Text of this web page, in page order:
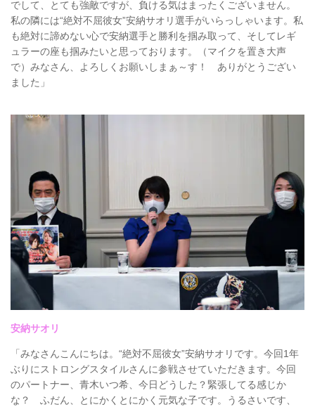
でして、とても強敵ですが、負ける気はまったくございません。
私の隣には“絶対不屈彼女”安納サオリ選手がいらっしゃいます。私
も絶対に諦めない心で安納選手と勝利を掴み取って、そしてレギ
ュラーの座も掴みたいと思っております。（マイクを置き大声
で）みなさん、よろしくお願いしまぁ～す！ ありがとうござい
ました」
安納サオリ
「みなさんこんにちは。“絶対不屈彼女”安納サオリです。今回1年
ぶりにストロングスタイルさんに参戦させていただきます。今回
のパートナー、青木いつ希、今日どうした？緊張してる感じか
な？ ふだん、とにかくとにかく元気な子です。うるさいです、